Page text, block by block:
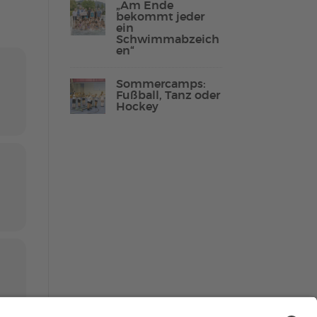
Lebenshilfe Sport
Reha-Sport
„Am Ende
bekommt jeder
ein
Schwimmabzeich
en“
Sommercamps:
Fußball, Tanz oder
Hockey